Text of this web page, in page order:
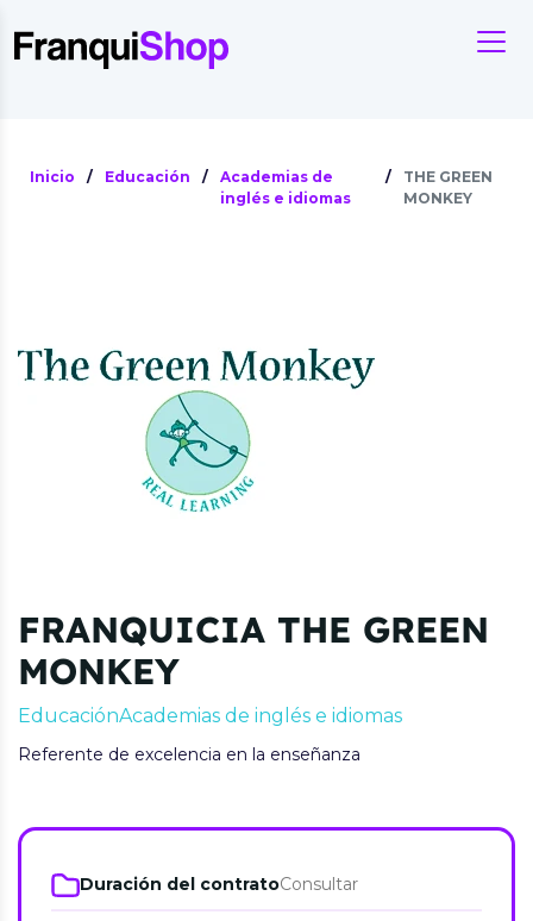
Inicio / Educación /
Academias de
inglés e idiomas
/
THE GREEN
MONKEY
FRANQUICIA THE GREEN
MONKEY
EducaciónAcademias de inglés e idiomas
Referente de excelencia en la enseñanza
Duración del contratoConsultar